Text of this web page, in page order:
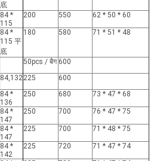
底
84 *
115
200 550 62 * 50 * 60
84 *
115 平
底
180 580 71 * 51 * 48
50pcs / बैग 600
84,132225
600
84 *
136
250 680 73 * 47 * 68
84 *
147
250 700 76 * 47 * 75
84 *
147
225 700 71 * 48 * 75
84 *
142
225 720 71 * 47 * 74